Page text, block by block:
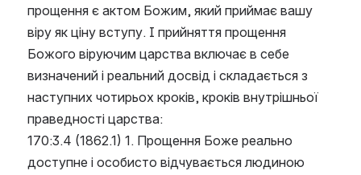
прощення є актом Божим, який приймає вашу
віру як ціну вступу. І прийняття прощення
Божого віруючим царства включає в себе
визначений і реальний досвід і складається з
наступних чотирьох кроків, кроків внутрішньої
праведності царства:
170:3.4 (1862.1) 1. Прощення Боже реально
доступне і особисто відчувається людиною